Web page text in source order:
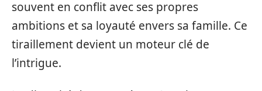
souvent en conflit avec ses propres
ambitions et sa loyauté envers sa famille. Ce
tiraillement devient un moteur clé de
l’intrigue.